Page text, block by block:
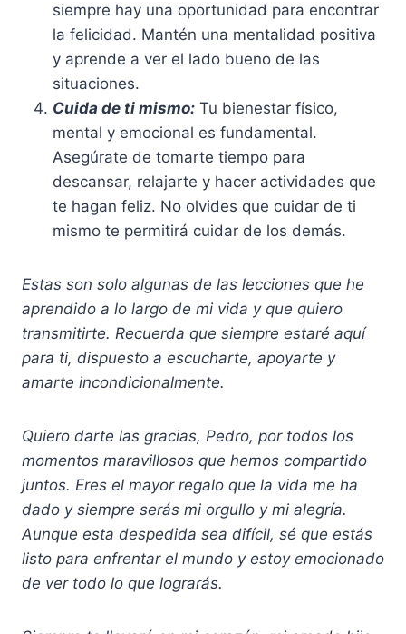
siempre hay una oportunidad para encontrar
la felicidad. Mantén una mentalidad positiva
y aprende a ver el lado bueno de las
situaciones.
Cuida de ti mismo: Tu bienestar físico,
mental y emocional es fundamental.
Asegúrate de tomarte tiempo para
descansar, relajarte y hacer actividades que
te hagan feliz. No olvides que cuidar de ti
mismo te permitirá cuidar de los demás.
Estas son solo algunas de las lecciones que he
aprendido a lo largo de mi vida y que quiero
transmitirte. Recuerda que siempre estaré aquí
para ti, dispuesto a escucharte, apoyarte y
amarte incondicionalmente.
Quiero darte las gracias, Pedro, por todos los
momentos maravillosos que hemos compartido
juntos. Eres el mayor regalo que la vida me ha
dado y siempre serás mi orgullo y mi alegría.
Aunque esta despedida sea difícil, sé que estás
listo para enfrentar el mundo y estoy emocionado
de ver todo lo que lograrás.